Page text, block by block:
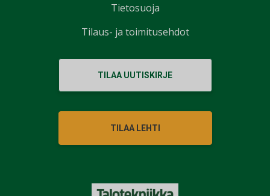
TILAA UUTISKIRJE
TILAA LEHTI
Tietosuoja
Tilaus- ja toimitusehdot